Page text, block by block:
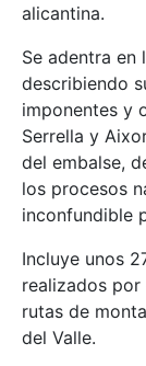
alicantina.
Se adentra en
describiendo
imponentes y
Serrella y
del embalse,
los procesos
inconfundible
Incluye unos
realizados
rutas de
del Valle.